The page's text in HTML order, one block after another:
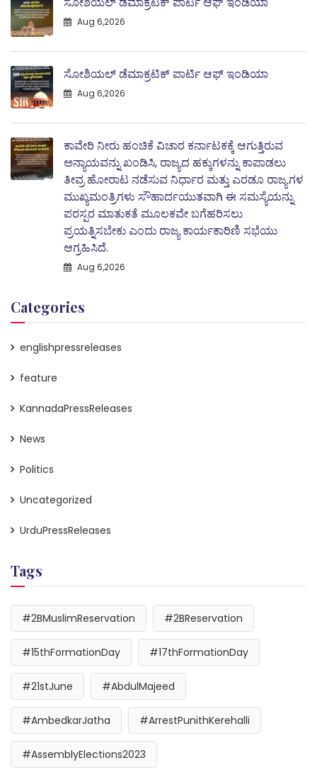
Aug 6,2026
ಸೋಶಿಯಲ್ ಡೆಮಾಕ್ರಟಿಕ್ ಪಾರ್ಟಿ ಆಫ್ ಇಂಡಿಯಾ
Aug 6,2026
ಕಾವೇರಿ ನೀರು ಹಂಚಿಕೆ ವಿಚಾರ ಕರ್ನಾಟಕಕ್ಕೆ ಆಗುತ್ತಿರುವ
ಅನ್ಯಾಯವನ್ನು ಖಂಡಿಸಿ, ರಾಜ್ಯದ ಹಕ್ಕುಗಳನ್ನು ಕಾಪಾಡಲು
ತೀವ್ರ ಹೋರಾಟ ನಡೆಸುವ ನಿರ್ಧಾರ ಮತ್ತು ಎರಡೂ ರಾಜ್ಯಗಳ
ಮುಖ್ಯಮಂತ್ರಿಗಳು ಸೌಹಾರ್ದಯುತವಾಗಿ ಈ ಸಮಸ್ಯೆಯನ್ನು
ಪರಸ್ಪರ ಮಾತುಕತೆ ಮೂಲಕವೇ ಬಗೆಹರಿಸಲು
ಪ್ರಯತ್ನಿಸಬೇಕು ಎಂದು ರಾಜ್ಯ ಕಾರ್ಯಕಾರಿಣಿ ಸಭೆಯು
ಆಗ್ರಹಿಸಿದೆ.
Aug 6,2026
Categories
englishpressreleases
feature
KannadaPressReleases
News
Politics
Uncategorized
UrduPressReleases
Tags
#2BMuslimReservation #2BReservation
#15thFormationDay #17thFormationDay
#21stJune #AbdulMajeed
#AmbedkarJatha #ArrestPunithKerehalli
#AssemblyElections2023